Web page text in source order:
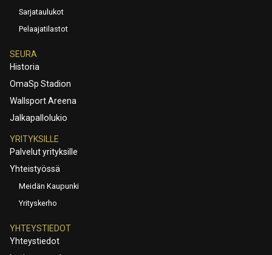
Sarjataulukot
Pelaajatilastot
SEURA
Historia
OmaSp Stadion
Wallsport Areena
Jalkapallolukio
YRITYKSILLE
Palvelut yrityksille
Yhteistyössä
Meidän Kaupunki
Yrityskerho
YHTEYSTIEDOT
Yhteystiedot